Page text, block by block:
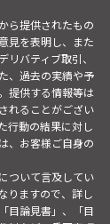
ら提供されたもの
見を表明し、また
バティブ取引、
、過去の実績や予
提供する情報等は
れることがござい
行動の結果に対し
、お客様ご自身の
ついて言及してい
りますので、詳し
目論見書」、「目